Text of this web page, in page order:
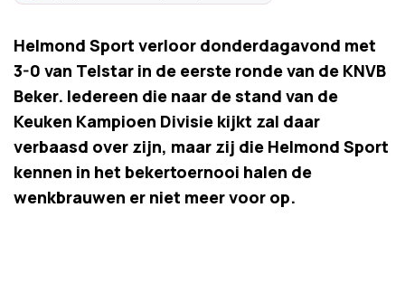
Helmond Sport verloor donderdagavond met
3-0 van Telstar in de eerste ronde van de KNVB
Beker. Iedereen die naar de stand van de
Keuken Kampioen Divisie kijkt zal daar
verbaasd over zijn, maar zij die Helmond Sport
kennen in het bekertoernooi halen de
wenkbrauwen er niet meer voor op.